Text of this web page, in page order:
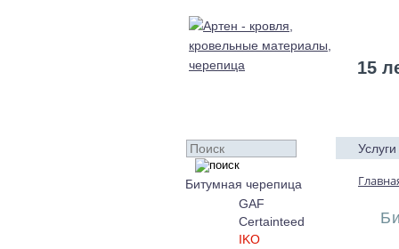
15
Битумная черепица
GAF
Certainteed
IKO
Услуги